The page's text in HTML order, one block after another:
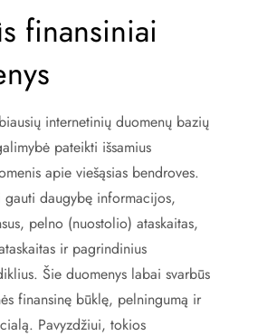
finansiniai
internetinių duomenų bazių
pateikti išsamius
apie viešąsias bendroves.
daugybę informacijos,
pelno (nuostolio) ataskaitas,
ir pagrindinius
Šie duomenys labai svarbūs
finansinę būklę, pelningumą ir
Pavyzdžiui, tokios